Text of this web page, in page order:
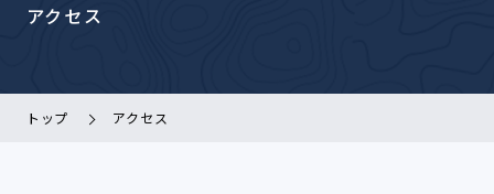
アクセス
トップ アクセス